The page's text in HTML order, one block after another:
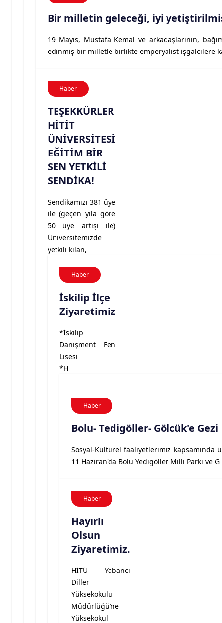
Bir milletin geleceği, iyi
19 Mayıs, Mustafa Kemal ve arkadaşlarının,
edinmiş bir milletle birlikte emperyalist işgalcilere
Haber
TEŞEKKÜRLER
HİTİT
ÜNİVERSİTESİ
EĞİTİM BİR
SEN YETKİLİ
SENDİKA!
Sendikamızı 381 üye
ile (geçen yıla göre
50 üye artışı ile)
Üniversitemizde
yetkili kılan,
Haber
İskilip İlçe
Ziyaretimiz
*İskilip
Danişment Fen
Lisesi
*H
Haber
Bolu- Tedigöller- Gölcük'e Gezi
Sosyal-Kültürel faaliyetlerimiz kapsamında
11 Haziran'da Bolu Yedigöller Milli Parkı ve G
Haber
Hayırlı
Olsun
Ziyaretimiz.
HİTÜ Yabancı
Diller
Yüksekokulu
Müdürlüğü’ne
Yüksekokul